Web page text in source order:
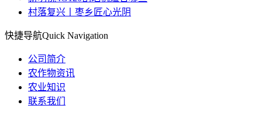
村落复兴丨枣乡匠心光阴
快捷导航Quick Navigation
公司简介
农作物资讯
农业知识
联系我们